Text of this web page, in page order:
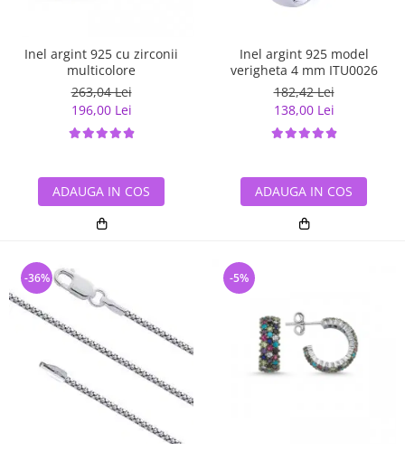
Inel argint 925 cu zirconii
multicolore
263,04 Lei
196,00 Lei
ADAUGA IN COS
Inel argint 925 model
verigheta 4 mm ITU0026
182,42 Lei
138,00 Lei
ADAUGA IN COS
-36% -5%